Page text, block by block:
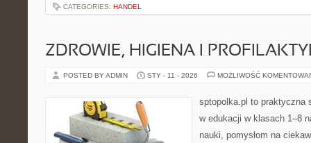
CATEGORIES: HANDEL
ZDROWIE, HIGIENA I
POSTED BY ADMIN STY - 11 - 2026 MOŻLIWOŚĆ
sptopolka.pl to praktyczna
w edukacji w klasach 1–8
nauki, pomysłom na